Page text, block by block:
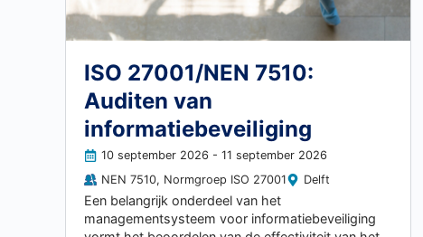
ISO 27001/NEN 7510:
Auditen van
informatiebeveiliging
10 september 2026 - 11 september 2026
NEN 7510, Normgroep ISO 27001 Delft
Een belangrijk onderdeel van het
managementsysteem voor informatiebeveiliging